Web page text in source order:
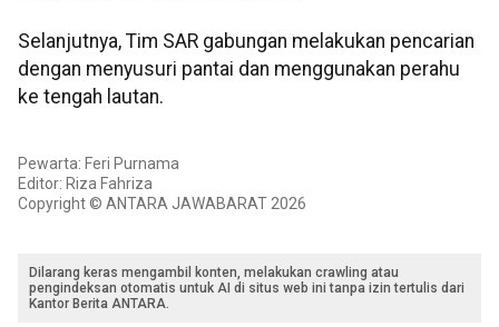
Selanjutnya, Tim SAR gabungan melakukan pencarian
dengan menyusuri pantai dan menggunakan perahu
ke tengah lautan.
Pewarta: Feri Purnama
Editor: Riza Fahriza
Copyright © ANTARA JAWABARAT 2026
Dilarang keras mengambil konten, melakukan crawling atau
pengindeksan otomatis untuk AI di situs web ini tanpa izin tertulis dari
Kantor Berita ANTARA.